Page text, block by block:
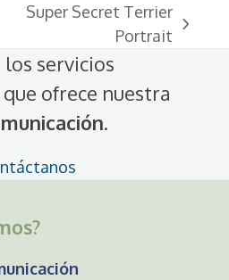
Super Secret Terrier
Portrait
servicios
ofrece nuestra
.